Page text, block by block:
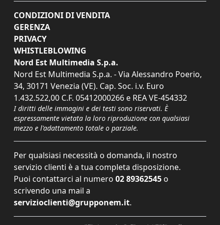
CONDIZIONI DI VENDITA
GERENZA
PRIVACY
WHISTLEBLOWING
Nord Est Multimedia S.p.a.
Nord Est Multimedia S.p.a. - Via Alessandro Poerio,
34, 30171 Venezia (VE). Cap. Soc. i.v. Euro
1.432.522,00 C.F. 05412000266 e REA VE-454332
I diritti delle immagini e dei testi sono riservati. È
espressamente vietata la loro riproduzione con qualsiasi
mezzo e l'adattamento totale o parziale.
Per qualsiasi necessità o domanda, il nostro
servizio clienti è a tua completa disposizione.
Puoi contattarci al numero 02 89362545 o
scrivendo una mail a
servizioclienti@grupponem.it.